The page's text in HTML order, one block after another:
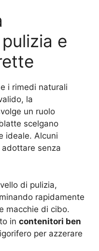
e
i rimedi naturali
la
un ruolo
scelgano
ideale. Alcuni
senza
di pulizia,
rapidamente
macchie di cibo.
in contenitori ben
per azzerare